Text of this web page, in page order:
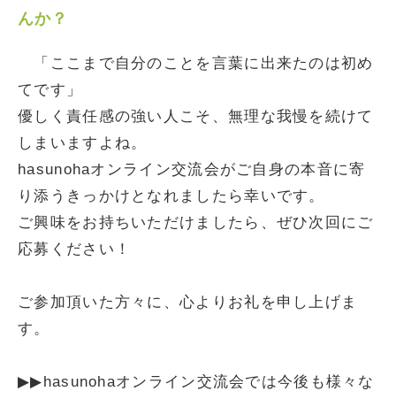
んか？
「ここまで自分のことを言葉に出来たのは初め
てです」
優しく責任感の強い人こそ、無理な我慢を続けて
しまいますよね。
hasunohaオンライン交流会がご自身の本音に寄
り添うきっかけとなれましたら幸いです。
ご興味をお持ちいただけましたら、ぜひ次回にご
応募ください！
ご参加頂いた方々に、心よりお礼を申し上げま
す。
▶▶hasunohaオンライン交流会では今後も様々な